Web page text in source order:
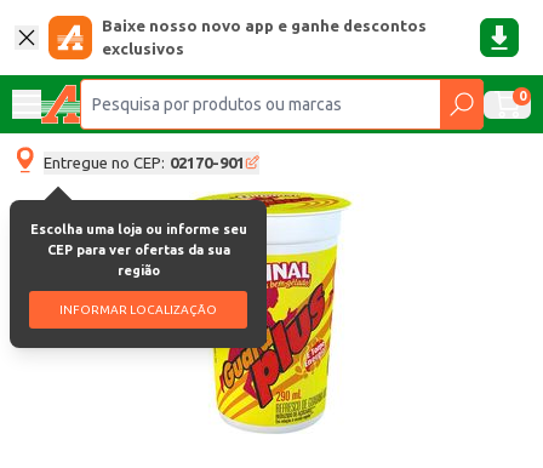
Baixe nosso novo app e ganhe descontos
exclusivos
0
Entregue no CEP: 02170-901
Escolha uma loja ou informe seu
CEP para ver ofertas da sua
região
INFORMAR LOCALIZAÇÃO